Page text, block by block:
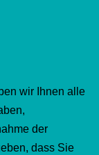
wir Ihnen alle
der
dass Sie